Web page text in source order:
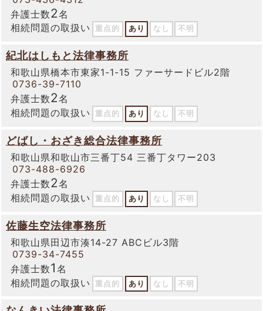
弁護士数2名
相続問題の取扱い
重点的 あり なし 不明
紀北はしもと法律事務所
和歌山県橋本市東家1-1-15 ファーサードビル2階
0736-39-7110
弁護士数2名
相続問題の取扱い
重点的 あり なし 不明
どばし・おざき総合法律事務所
和歌山県和歌山市三番丁54 三番丁タワー203
073-488-6926
弁護士数2名
相続問題の取扱い
重点的 あり なし 不明
佐藤生空法律事務所
和歌山県田辺市湊14-27 ABCビル3階
0739-34-7455
弁護士数1 名
相続問題の取扱い
重点的 あり なし 不明